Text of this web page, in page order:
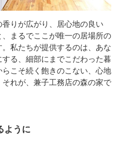
香りが広がり、居心地の良い
まるでここが唯一の居場所の
私たちが提供するのは、あな
る、細部にまでこだわった暮
こそ続く飽きのこない、心地
れが、兼子工務店の森の家で
ように